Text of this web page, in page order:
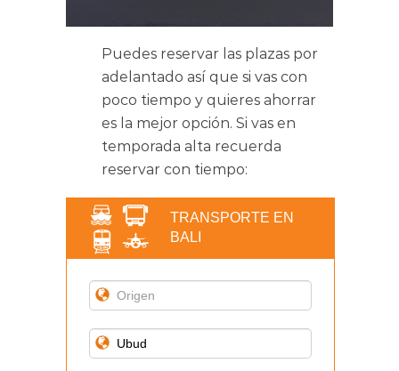
Puedes reservar las plazas por
adelantado así que si vas con
poco tiempo y quieres ahorrar
es la mejor opción. Si vas en
temporada alta recuerda
reservar con tiempo:
TRANSPORTE EN
BALI